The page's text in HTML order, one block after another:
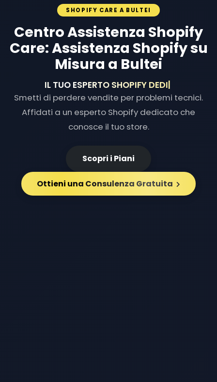
SHOPIFY CARE A BULTEI
Centro Assistenza Shopify
Care: Assistenza Shopify su
Misura a Bultei
IL TUO ESPERTO SHOPIFY DEDICATO
Smetti di perdere vendite per problemi tecnici.
Affidati a un esperto Shopify dedicato che
conosce il tuo store.
Scopri i Piani
Ottieni una Consulenza Gratuita